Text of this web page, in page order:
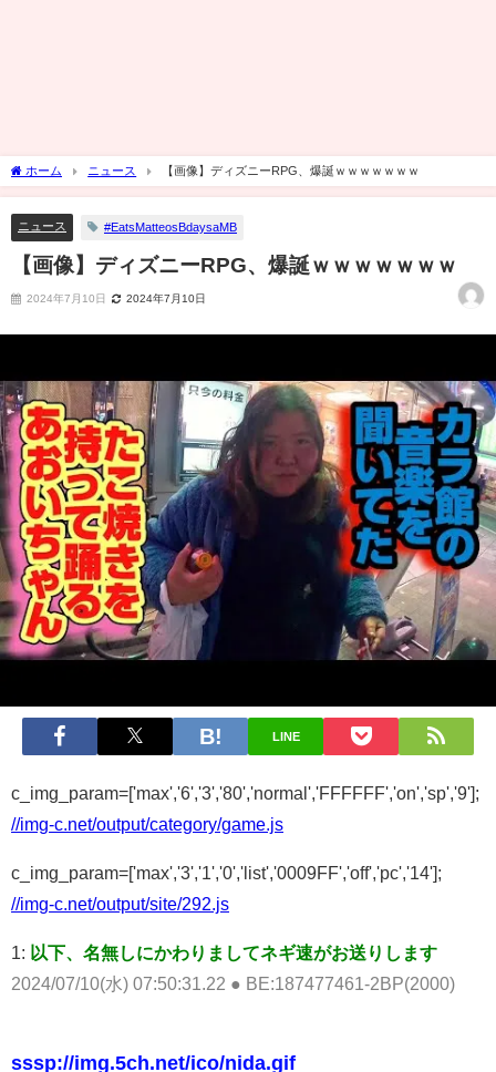
ホーム ニュース 【画像】ディズニーRPG、爆誕ｗｗｗｗｗｗｗ
ニュース #EatsMatteosBdaysaMB
【画像】ディズニーRPG、爆誕ｗｗｗｗｗｗｗ
2024年7月10日 2024年7月10日
LINE
c_img_param=['max','6','3','80','normal','FFFFFF','on','sp','9'];
//img-c.net/output/category/game.js
c_img_param=['max','3','1','0','list','0009FF','off','pc','14'];
//img-c.net/output/site/292.js
1: 以下、名無しにかわりましてネギ速がお送りします
2024/07/10(水) 07:50:31.22 ● BE:187477461-2BP(2000)
sssp://img.5ch.net/ico/nida.gif